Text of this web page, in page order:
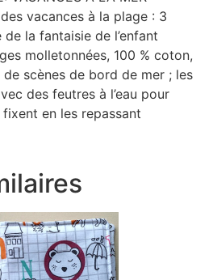
vacances à la plage : 3
la fantaisie de l’enfant
molletonnées, 100 % coton,
scènes de bord de mer ; les
des feutres à l’eau pour
en les repassant